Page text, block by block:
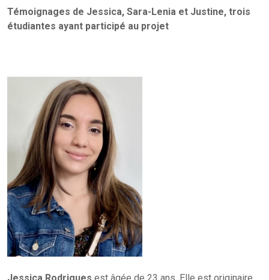
Témoignages de Jessica, Sara-Lenia et Justine, trois
étudiantes ayant participé au projet